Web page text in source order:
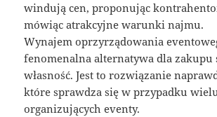
windują cen, proponując
mówiąc atrakcyjne warunki najmu.
Wynajem oprzyrządowania
fenomenalna alternatywa dla zakupu
własność. Jest to rozwiązanie
które sprawdza się w przypadku
organizujących eventy.